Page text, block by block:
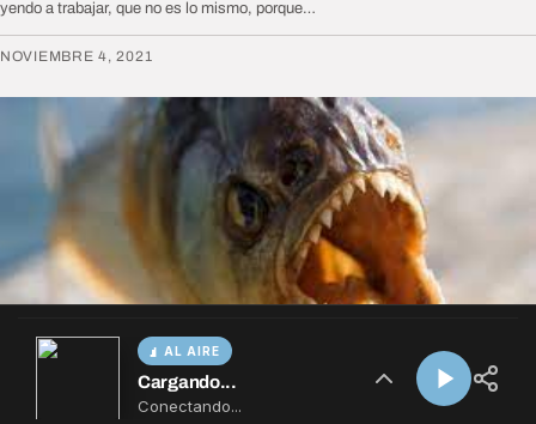
AL AIRE
Cargando...
Conectando...